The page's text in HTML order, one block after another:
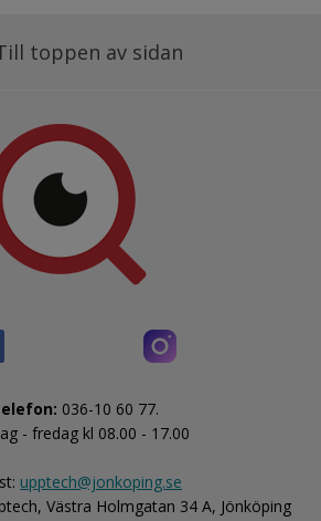
toppen av sidan
036-10 60 77.
- fredag kl 08.00 - 17.00
upptech@jonkoping.se
Västra Holmgatan 34 A, Jönköping